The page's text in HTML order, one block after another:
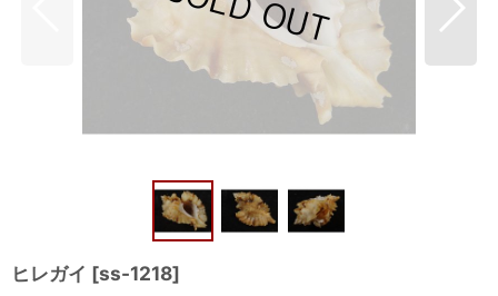
ヒレガイ [ss-1218]